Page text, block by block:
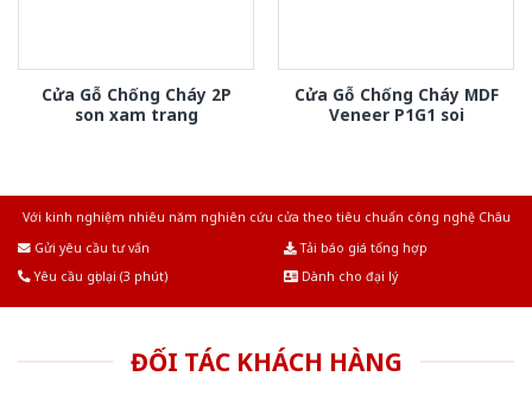
Cửa Gỗ Chống Cháy 2P
son xam trang
Cửa Gỗ Chống Cháy MDF
Veneer P1G1 soi
Với kinh nghiệm nhiêu năm nghiên cứu cửa theo tiêu chuẩn công nghệ Châu
Gửi yêu cầu tư vấn
Tải báo giá tổng hợp
Yêu cầu gọi lại (3 phút)
Dành cho đại lý
ĐỐI TÁC KHÁCH HÀNG